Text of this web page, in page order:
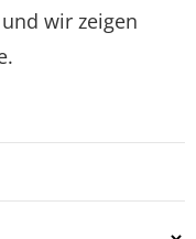
wir zeigen